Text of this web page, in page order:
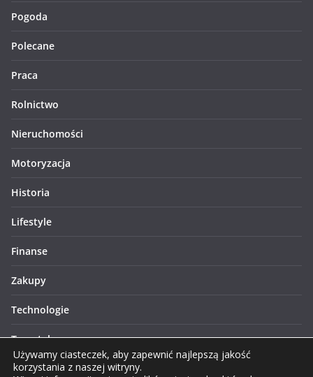
Pogoda
Polecane
Praca
Rolnictwo
Nieruchomości
Motoryzacja
Historia
Lifestyle
Finanse
Zakupy
Technologie
Turystyka
Używamy ciasteczek, aby zapewnić najlepszą jakość
korzystania z naszej witryny.